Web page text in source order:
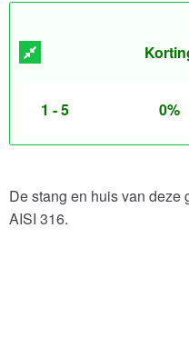
1 - 5 0%
De stang en huis van deze
AISI 316.